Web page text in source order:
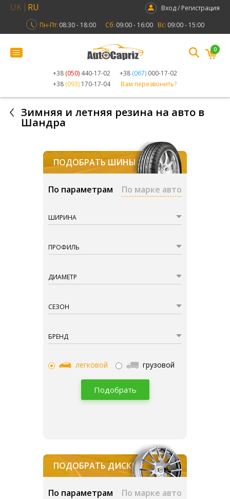
UK RU
Вход / Регистрация
Пн-Пт: 08:30 - 18:00 Сб: 09:00 - 16:00 Вс: 09:00 - 15:00
+38 (050) 440-17-02 +38 (067) 000-17-02
+38 (093) 170-17-04 Вам перезвонить?
0
Зимняя и летняя резина на авто в
Шандра
ПОДОБРАТЬ ШИНЫ
По параметрам По марке авто
ШИРИНА
ПРОФИЛЬ
ДИАМЕТР
СЕЗОН
БРЕНД
легковой грузовой
Подобрать
ПОДОБРАТЬ ДИСКИ
По параметрам По марке авто